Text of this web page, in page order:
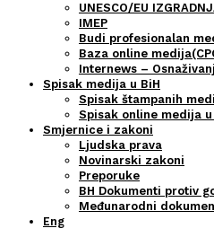
UNESCO/EU
IMEP
Budi profesionalan
Baza online
Internews –
Spisak medija u BiH
Spisak štampanih
Spisak online medija u
Smjernice i zakoni
Ljudska prava
Novinarski zakoni
Preporuke
BH Dokumenti protiv
Međunarodni
Eng